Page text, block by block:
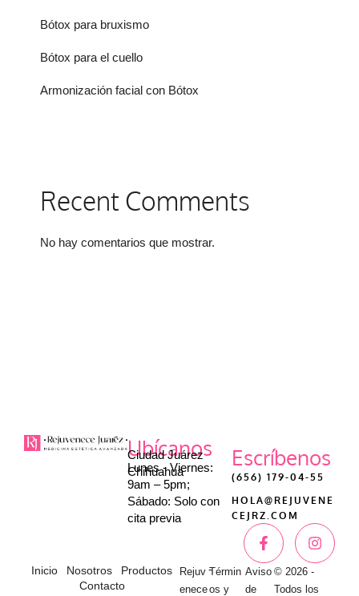
Bótox para bruxismo
Bótox para el cuello
Armonización facial con Bótox
Recent Comments
No hay comentarios que mostrar.
Ubícanos
Ciudad Juárez
Chihuahua
Lunes - Viernes:
9am – 5pm;
Sábado: Solo con
cita previa
Escríbenos
(656) 179-04-55
HOLA@REJUVENE
CEJRZ.COM
Inicio Nosotros
Productos
Contacto
Rejuv
enece
-Términ
os y
Aviso
de
© 2026 -
Todos los